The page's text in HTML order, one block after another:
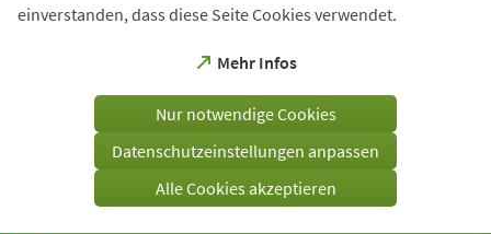
einverstanden, dass diese Seite Cookies verwendet.
Mehr Infos
(Öffnet
einem
Tab)
Nur notwendige Cookies
Datenschutzeinstellungen anpassen
Alle Cookies akzeptieren